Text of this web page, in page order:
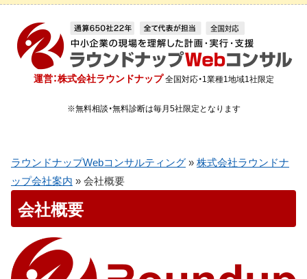
運営：株式会社ラウンドナップ 全国対応・1業種1地域1社限定
※無料相談・無料診断は毎月5社限定となります
ラウンドナップWebコンサルティング » 株式会社ラウンドナ
ップ会社案内 » 会社概要
会社概要